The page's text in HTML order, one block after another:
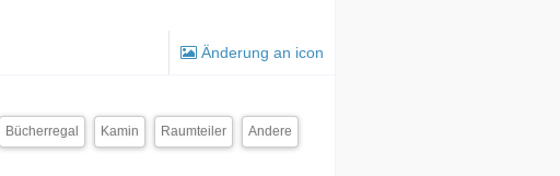
Änderung an icon
Bücherregal Kamin Raumteiler Andere